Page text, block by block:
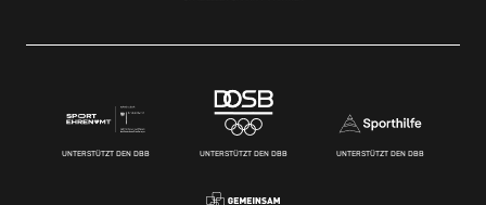
UNTERSTÜTZT DEN DBB UNTERSTÜTZT DEN DBB UNTERSTÜTZT DEN DBB